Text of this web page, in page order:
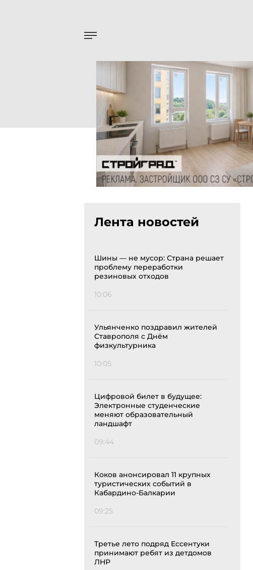
Лента новостей
Шины — не мусор: Страна решает
проблему переработки
резиновых отходов
10:06
Ульянченко поздравил жителей
Ставрополя с Днём
физкультурника
10:05
Цифровой билет в будущее:
Электронные студенческие
меняют образовательный
ландшафт
09:44
Коков анонсировал 11 крупных
туристических событий в
Кабардино-Балкарии
09:25
Третье лето подряд Ессентуки
принимают ребят из детдомов
ЛНР